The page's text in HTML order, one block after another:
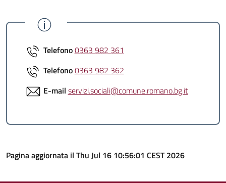
Telefono0363 982 361
Telefono0363 982 362
E-mail servizi.sociali@comune.romano.bg.it
Pagina aggiornata il Thu Jul 16 10:56:01 CEST 2026